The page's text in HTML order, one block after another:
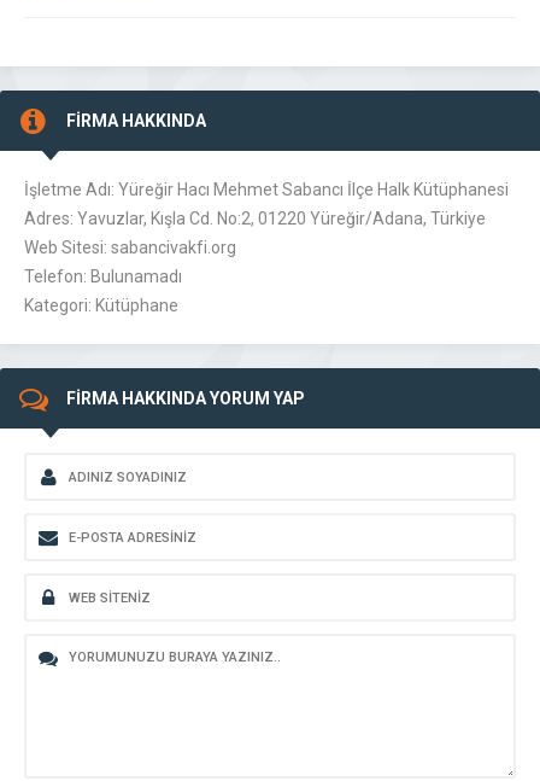
FİRMA HAKKINDA
İşletme Adı: Yüreğir Hacı Mehmet Sabancı İlçe Halk Kütüphanesi
Adres: Yavuzlar, Kışla Cd. No:2, 01220 Yüreğir/Adana, Türkiye
Web Sitesi: sabancivakfi.org
Telefon: Bulunamadı
Kategori: Kütüphane
FİRMA HAKKINDA YORUM YAP